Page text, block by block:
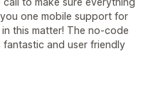
one mobile support for
this matter! The no-code
and user friendly